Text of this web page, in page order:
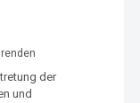
der
und